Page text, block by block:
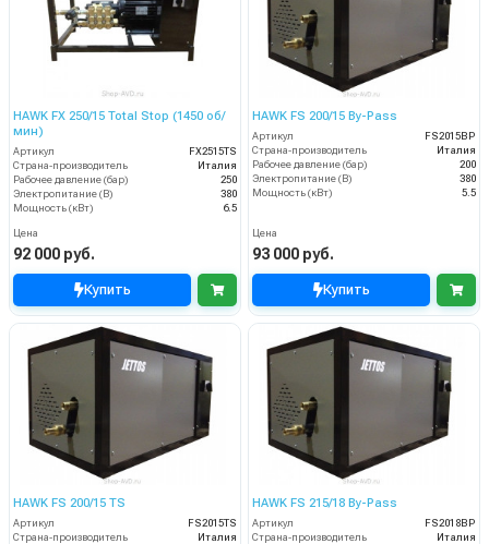
HAWK FX 250/15 Total Stop (1450 об/
мин)
Артикул
FX2515TS
Страна-производитель
Италия
Рабочее давление (бар)
250
Электропитание (В)
380
Мощность (кВт)
6.5
Цена
92 000 руб.
Купить
HAWK FS 200/15 By-Pass
Артикул
FS2015BP
Страна-производитель
Италия
Рабочее давление (бар)
200
Электропитание (В)
380
Мощность (кВт)
5.5
Цена
93 000 руб.
Купить
HAWK FS 200/15 TS
Артикул
FS2015TS
Страна-производитель
Италия
HAWK FS 215/18 By-Pass
Артикул
FS2018BP
Страна-производитель
Италия